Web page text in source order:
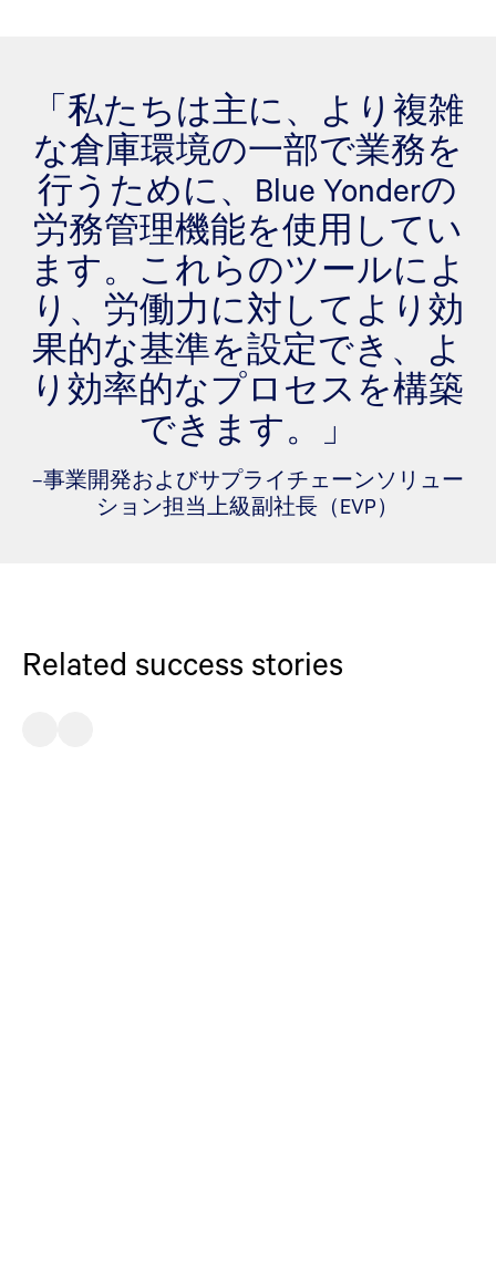
「私たちは主に、より複雑
な倉庫環境の一部で業務を
行うために、Blue Yonderの
労務管理機能を使用してい
ます。これらのツールによ
り、労働力に対してより効
果的な基準を設定でき、よ
り効率的なプロセスを構築
できます。」
–事業開発およびサプライチェーンソリュー
ション担当上級副社長（EVP）
Related success stories